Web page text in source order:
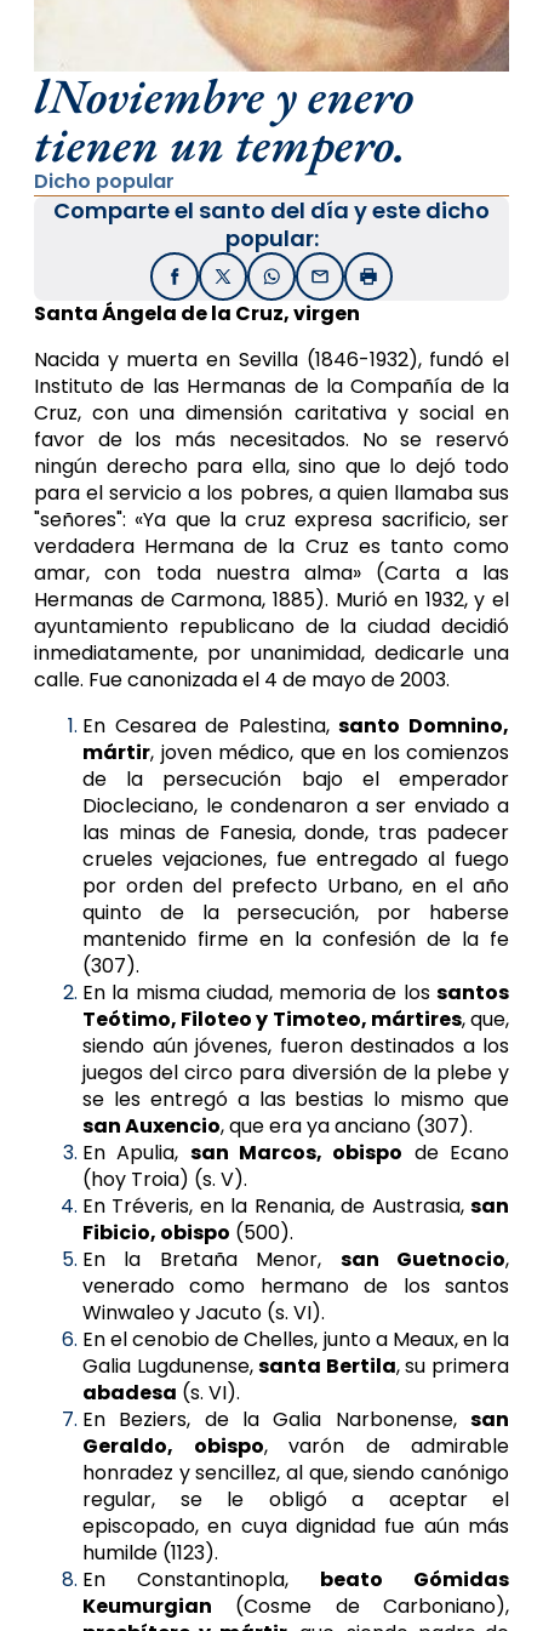
lNoviembre y enero
tienen un tempero.
Dicho popular
Comparte el santo del día y este dicho
popular:
FacebookX / TwitterWhatsApp
EmailImprimir
Santa Ángela de la Cruz, virgen
Nacida y muerta en Sevilla (1846-1932), fundó el
Instituto de las Hermanas de la Compañía de la
Cruz, con una dimensión caritativa y social en
favor de los más necesitados. No se reservó
ningún derecho para ella, sino que lo dejó todo
para el servicio a los pobres, a quien llamaba sus
"señores": «Ya que la cruz expresa sacrificio, ser
verdadera Hermana de la Cruz es tanto como
amar, con toda nuestra alma» (Carta a las
Hermanas de Carmona, 1885). Murió en 1932, y el
ayuntamiento republicano de la ciudad decidió
inmediatamente, por unanimidad, dedicarle una
calle. Fue canonizada el 4 de mayo de 2003.
En Cesarea de Palestina,santo Domnino,
mártir, joven médico, que en los comienzos
de la persecución bajo el emperador
Diocleciano, le condenaron a ser enviado a
las minas de Fanesia, donde, tras padecer
crueles vejaciones, fue entregado al fuego
por orden del prefecto Urbano, en el año
quinto de la persecución, por haberse
mantenido firme en la confesión de la fe
(307).
En la misma ciudad, memoria de los santos
Teótimo, Filoteo y Timoteo, mártires, que,
siendo aún jóvenes, fueron destinados a los
juegos del circo para diversión de la plebe y
se les entregó a las bestias lo mismo que
san Auxencio, que era ya anciano (307).
En Apulia, san Marcos, obispo de Ecano
(hoy Troia) (s. V).
En Tréveris, en la Renania, de Austrasia, san
Fibicio, obispo (500).
En la Bretaña Menor, san Guetnocio,
venerado como hermano de los santos
Winwaleo y Jacuto (s. VI).
En el cenobio de Chelles, junto a Meaux, en la
Galia Lugdunense,santa Bertila, su primera
abadesa (s. VI).
En Beziers, de la Galia Narbonense, san
Geraldo, obispo, varón de admirable
honradez y sencillez, al que, siendo canónigo
regular, se le obligó a aceptar el
episcopado, en cuya dignidad fue aún más
humilde (1123).
En Constantinopla, beato Gómidas
Keumurgian (Cosme de Carboniano),